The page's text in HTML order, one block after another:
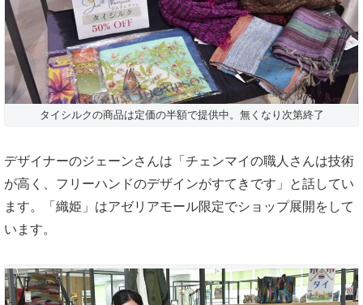
タイシルクの商品は定価の半額で提供中。無くなり次第終了
デザイナーのジェーンさんは「チェンマイの職人さんは技術
が高く、フリーハンドのデザインがすてきです」と話してい
ます。「織姫」はアゼリアモール限定でショップ展開をして
います。